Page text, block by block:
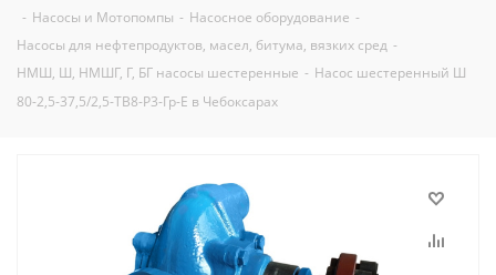
- Насосы и Мотопомпы - Насосное оборудование -
Насосы для нефтепродуктов, масел, битума, вязких сред -
НМШ, Ш, НМШГ, Г, БГ насосы шестеренные - Насос шестеренный Ш
80-2,5-37,5/2,5-ТВ8-Р3-Гр-Е в Чебоксарах